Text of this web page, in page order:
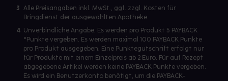
3 Alle Preisangaben inkl. MwSt., ggf. zzgl. Kosten für
Bringdienst der ausgewählten Apotheke.
4 Unverbindliche Angabe. Es werden pro Produkt 5 PAYBACK
°Punkte vergeben. Es werden maximal 100 PAYBACK Punkte
pro Produkt ausgegeben. Eine Punktegutschrift erfolgt nur
für Produkte mit einem Einzelpreis ab 2 Euro. Für auf Rezept
abgegebene Artikel werden keine PAYBACK Punkte vergeben.
Es wird ein Benutzerkonto benötigt, um die PAYBACK-